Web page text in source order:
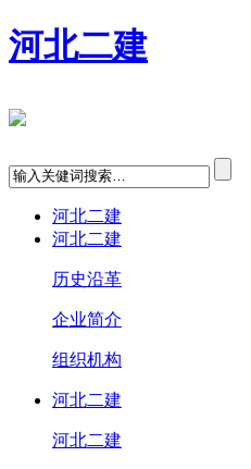
河北二建
河北二建
河北二建
历史沿革
企业简介
组织机构
河北二建
河北二建